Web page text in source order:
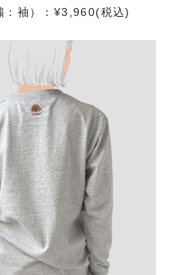
：袖）：¥3,960(税込)